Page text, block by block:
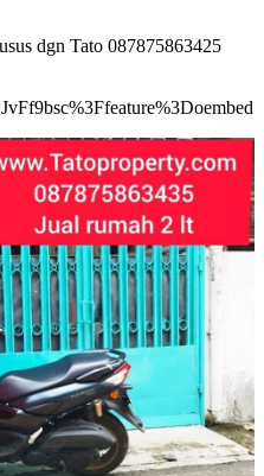
dgn Tato 087875863425